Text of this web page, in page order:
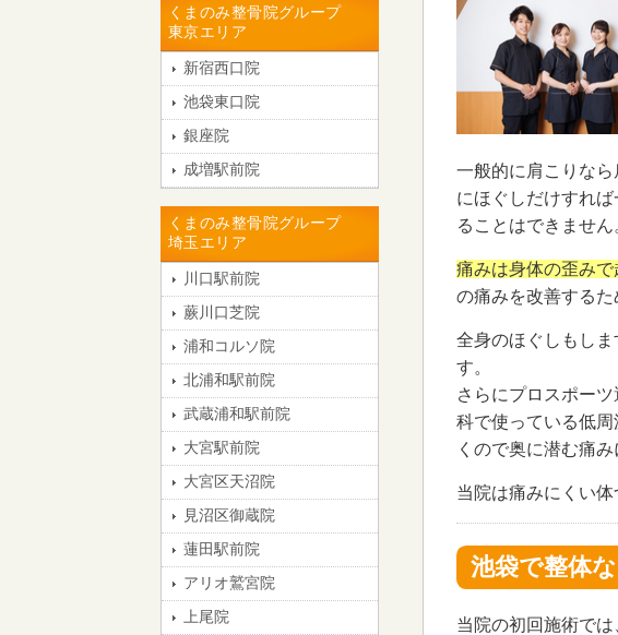
一般的に肩こりな
にほぐしだけすれ
ることはできません
痛みは身体の歪み
の痛みを改善するた
全身のほぐしもし
す。
さらにプロスポー
科で使っている低
くので奥に潜む痛
当院は痛みにくい
池袋で整体
当院の初回施術で
くまのみ整骨院グループ
東京エリア
新宿西口院
池袋東口院
銀座院
成増駅前院
くまのみ整骨院グループ
埼玉エリア
川口駅前院
蕨川口芝院
浦和コルソ院
北浦和駅前院
武蔵浦和駅前院
大宮駅前院
大宮区天沼院
見沼区御蔵院
蓮田駅前院
アリオ鷲宮院
上尾院